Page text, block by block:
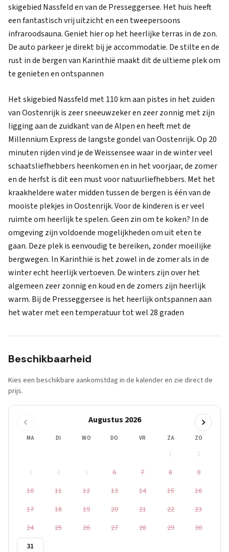
skigebied Nassfeld en van de Presseggersee. Het huis heeft
een fantastisch vrij uitzicht en een tweepersoons
infraroodsauna. Geniet hier op het heerlijke terras in de zon.
De auto parkeer je direkt bij je accommodatie. De stilte en de
rust in de bergen van Karinthië maakt dit de ultieme plek om
te genieten en ontspannen
Het skigebied Nassfeld met 110 km aan pistes in het zuiden
van Oostenrijk is zeer sneeuwzeker en zeer zonnig met zijn
ligging aan de zuidkant van de Alpen en heeft met de
Millennium Express de langste gondel van Oostenrijk. Op 20
minuten rijden vind je de Weissensee waar in de winter veel
schaatsliefhebbers heenkomen en in het voorjaar, de zomer
en de herfst is dit een must voor natuurliefhebbers. Met het
kraakheldere water midden tussen de bergen is één van de
mooiste plekjes in Oostenrijk. Voor de kinderen is er veel
ruimte om heerlijk te spelen. Geen zin om te koken? In de
omgeving zijn voldoende mogelijkheden om uit eten te
gaan. Deze plek is eenvoudig te bereiken, zonder moeilijke
bergwegen. In Karinthië is het zowel in de zomer als in de
winter echt heerlijk vertoeven. De winters zijn over het
algemeen zeer zonnig en koud en de zomers zijn heerlijk
warm. Bij de Presseggersee is het heerlijk ontspannen aan
het water met een temperatuur tot wel 28 graden
Beschikbaarheid
Kies een beschikbare aankomstdag in de kalender en zie direct de
prijs.
Augustus 2026
MA DI WO DO VR ZA ZO
1
2
3
4 5 6 7 8
9
10
11 12 13 14 15
16
17
18 19 20 21 22
23
24
25 26 27 28 29
30
31